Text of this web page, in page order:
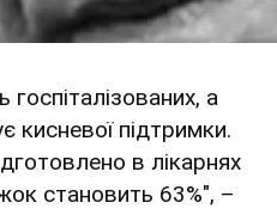
госпіталізованих, а
кисневої підтримки.
в лікарнях
становить 63%", –